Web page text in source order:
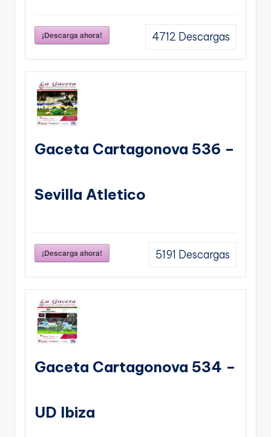
¡Descarga ahora! 4712 Descargas
Gaceta Cartagonova 536 –
Sevilla Atletico
¡Descarga ahora! 5191 Descargas
Gaceta Cartagonova 534 –
UD Ibiza